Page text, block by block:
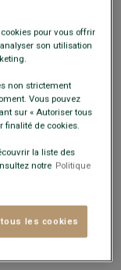
ou
d'achat
pour vous offrir
son utilisation
non strictement
Vous pouvez
sur « Autoriser tous
finalité de cookies.
la liste des
notre Politique
les cookies